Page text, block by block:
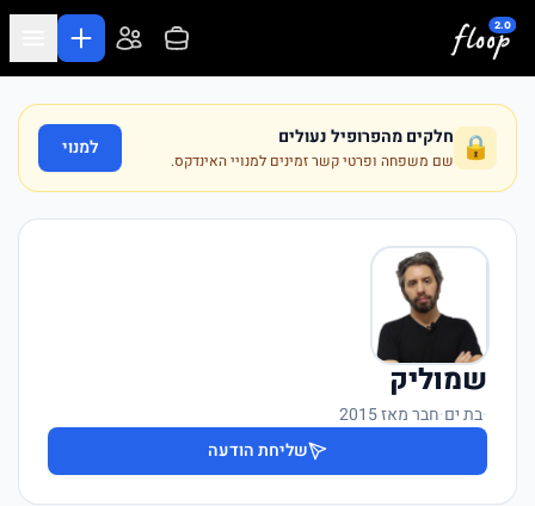
דלג לתוכן המרכזי
🔒 חלקים מהפרופיל נעולים
שם משפחה ופרטי קשר זמינים למנויי האינדקס.
למנוי
שמוליק
·בת ים·חבר מאז 2015
שליחת הודעה